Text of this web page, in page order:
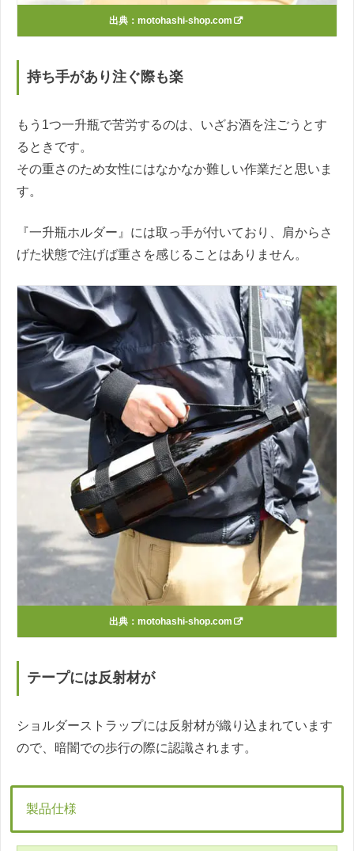
出典： motohashi-shop.com
持ち手があり注ぐ際も楽
もう1つ一升瓶で苦労するのは、いざお酒を注ごうとす
るときです。
その重さのため女性にはなかなか難しい作業だと思いま
す。
『一升瓶ホルダー』には取っ手が付いており、肩からさ
げた状態で注げば重さを感じることはありません。
出典： motohashi-shop.com
テープには反射材が
ショルダーストラップには反射材が織り込まれています
ので、暗闇での歩行の際に認識されます。
製品仕様